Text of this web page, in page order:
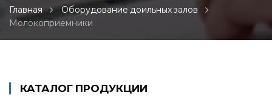
Главная
Оборудование доильных залов
Молокоприемники
КАТАЛОГ ПРОДУКЦИИ